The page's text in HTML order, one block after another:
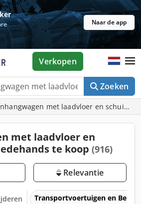
Naar de app
Zoeken
Verkopen
met laadvloer en schuifzeil
met laadvloer en
te koop (916)
Relevantie
Transportvoertuigen en